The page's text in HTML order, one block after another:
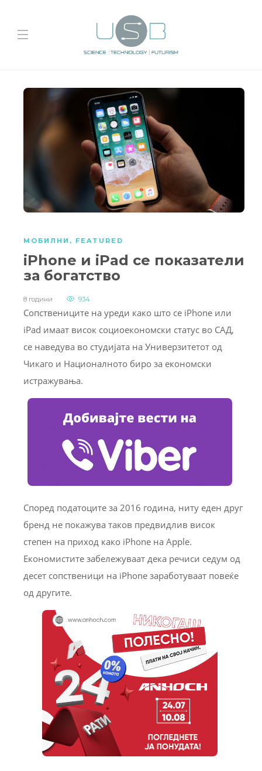
МОБИЛНИ , FEATURED
iPhone и iPad се показатели
за богатство
8 години 934
Сопствениците на уреди како што се iPhone или
iPad имаат висок социоекономски статус во САД,
се наведува во студијата на Универзитетот од
Чикаго и Националното биро за економски
истражувања.
Според податоците за 2016 година, ниту еден друг
бренд не покажува таков предвидлив висок
степен на приход како iPhone на Apple.
Економистите забележуваат дека речиси седум од
десет сопственици на iPhone заработуваат повеќе
од другите.